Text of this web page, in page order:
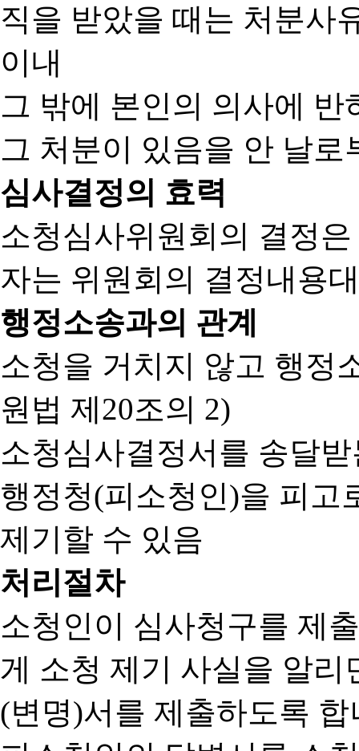
직을 받았을 때는 처분사
이내
그 밖에 본인의 의사에
그 처분이 있음을 안 날로
심사결정의 효력
소청심사위원회의 결정
자는 위원회의 결정내용
행정소송과의 관계
소청을 거치지 않고 행정
원법 제20조의 2)
소청심사결정서를 송달
행정청(피소청인)을 피고
제기할 수 있음
처리절차
소청인이 심사청구를 제
게 소청 제기 사실을 알
(변명)서를 제출하도록 합